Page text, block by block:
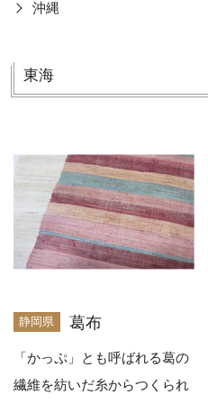
沖縄
東海
静岡県 葛布
「かっぷ」とも呼ばれる葛の
繊維を紡いだ糸からつくられ